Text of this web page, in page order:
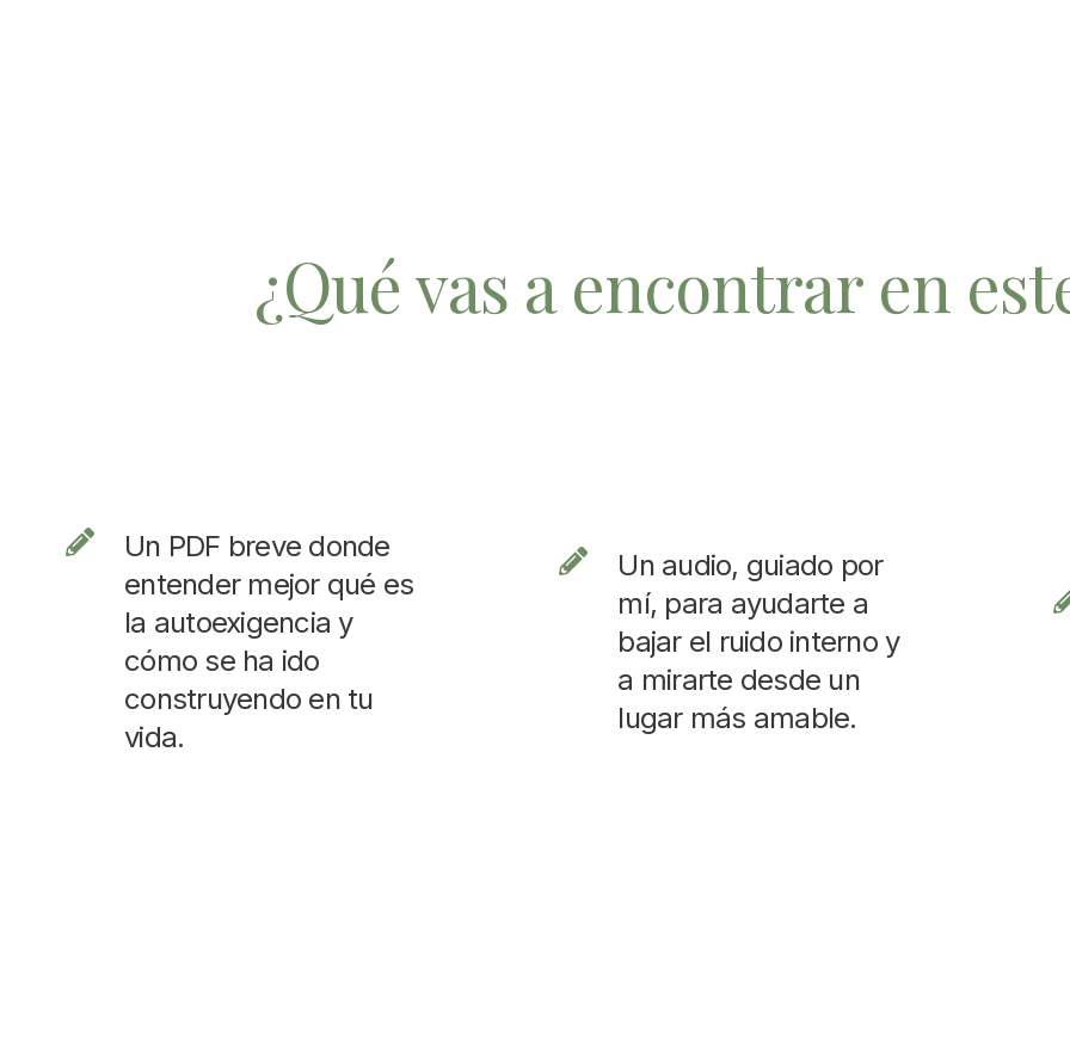
¿Qué vas a encontrar en
Un PDF breve donde
entender mejor qué es
la autoexigencia y
cómo se ha ido
construyendo en tu
vida.
Un audio, guiado por
mí, para ayudarte a
bajar el ruido interno y
a mirarte desde un
lugar más amable.